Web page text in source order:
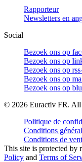
Rapporteur
Newsletters en
Social
Bezoek ons op
Bezoek ons op
Bezoek ons op
Bezoek ons op
Bezoek ons op
© 2026 Euractiv FR. All
Politique de
Conditions
Conditions de
This site is protected
Policy and Terms of